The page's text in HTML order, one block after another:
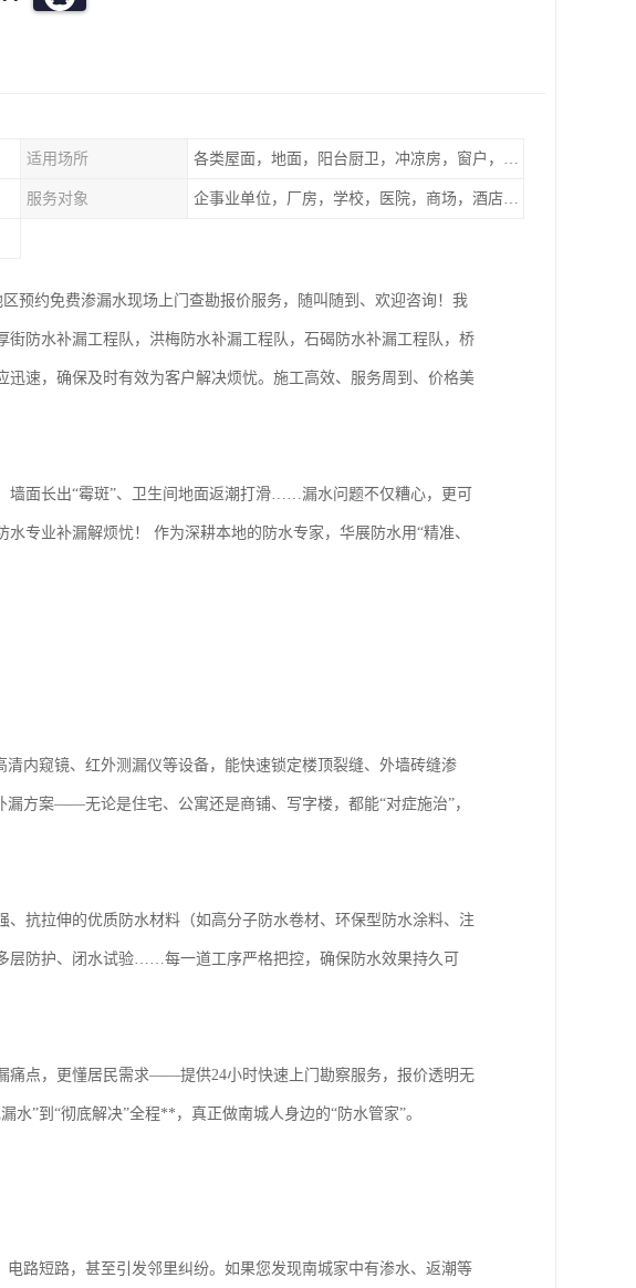
适用场所 各类屋面，地面，阳台厨卫，冲凉房，窗户，地下室等
服务对象 企事业单位，厂房，学校，医院，商场，酒店，小区物业，商家居民住户等
预约免费渗漏水现场上门查勘报价服务，随叫随到、欢迎咨询！我
防水补漏工程队，洪梅防水补漏工程队，石碣防水补漏工程队，桥
速，确保及时有效为客户解决烦忧。施工高效、服务周到、价格美
面长出“霉斑”、卫生间地面返潮打滑……漏水问题不仅糟心，更可
专业补漏解烦忧！ 作为深耕本地的防水专家，华展防水用“精准、
内窥镜、红外测漏仪等设备，能快速锁定楼顶裂缝、外墙砖缝渗
方案——无论是住宅、公寓还是商铺、写字楼，都能“对症施治”，
抗拉伸的优质防水材料（如高分子防水卷材、环保型防水涂料、注
层防护、闭水试验……每一道工序严格把控，确保防水效果持久可
痛点，更懂居民需求——提供24小时快速上门勘察服务，报价透明无
”到“彻底解决”全程**，真正做南城人身边的“防水管家”。
路短路，甚至引发邻里纠纷。如果您发现南城家中有渗水、返潮等